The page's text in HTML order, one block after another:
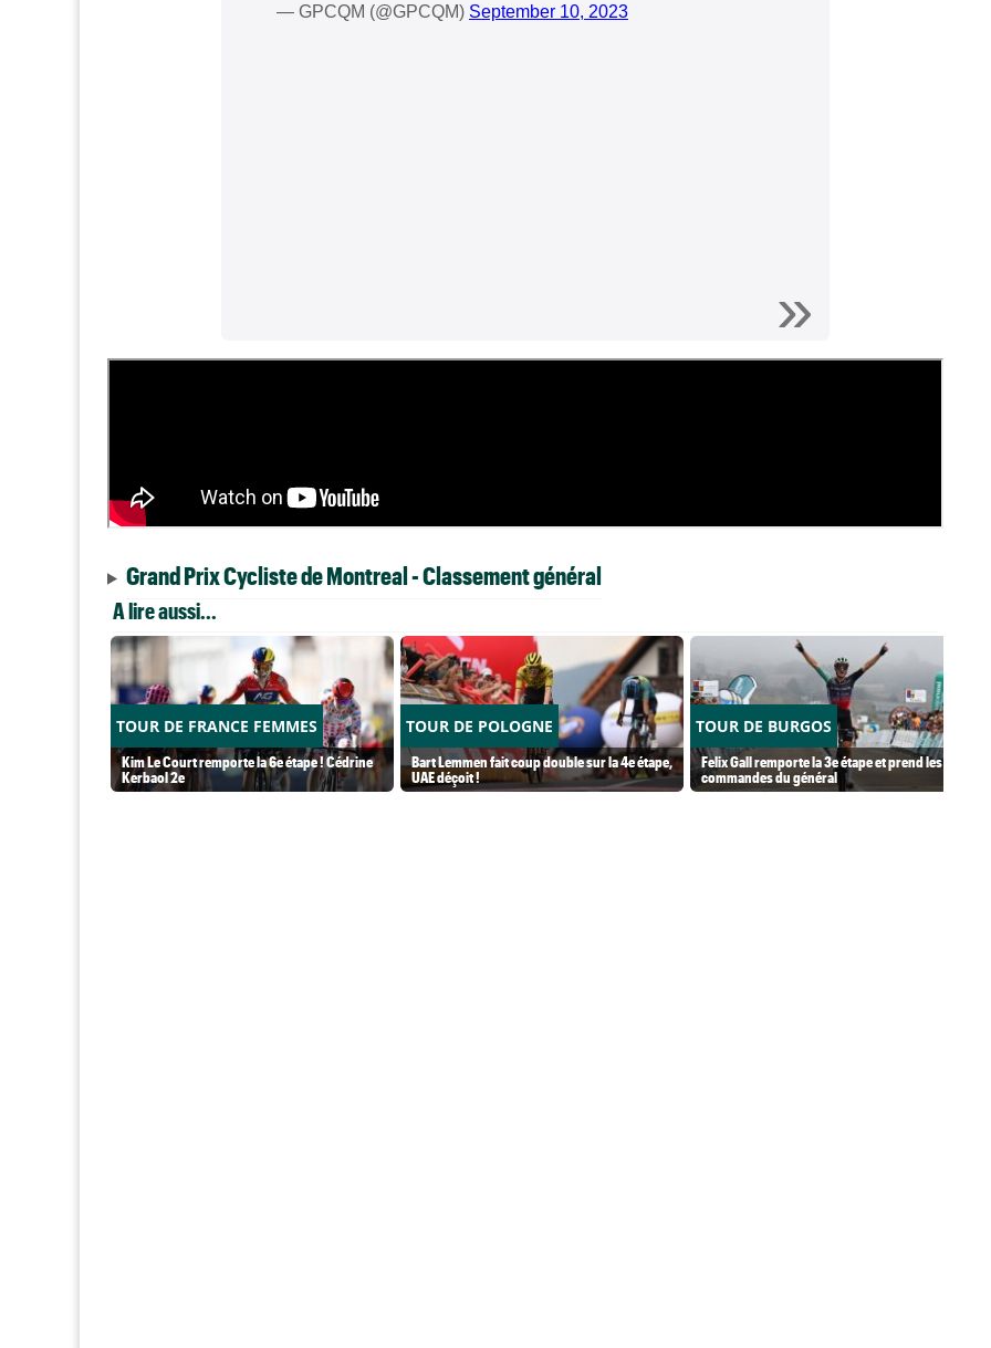
— GPCQM (@GPCQM) September 10, 2023
Grand Prix Cycliste de Montreal - Classement général
A lire aussi...
TOUR DE FRANCE FEMMES
Kim Le Court remporte la 6e étape ! Cédrine
Kerbaol 2e
TOUR DE POLOGNE
Bart Lemmen fait coup double sur la 4e étape,
UAE déçoit !
TOUR DE BURGOS
Felix Gall remporte la 3e étape et prend les
commandes du général